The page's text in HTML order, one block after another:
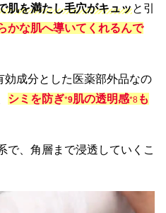
肌を満たし毛穴がキュッと引
かな肌へ導いてくれるんで
効成分とした医薬部外品なの
シミを防ぎ*9肌の透明感*8 も
で、角層まで浸透していくこ